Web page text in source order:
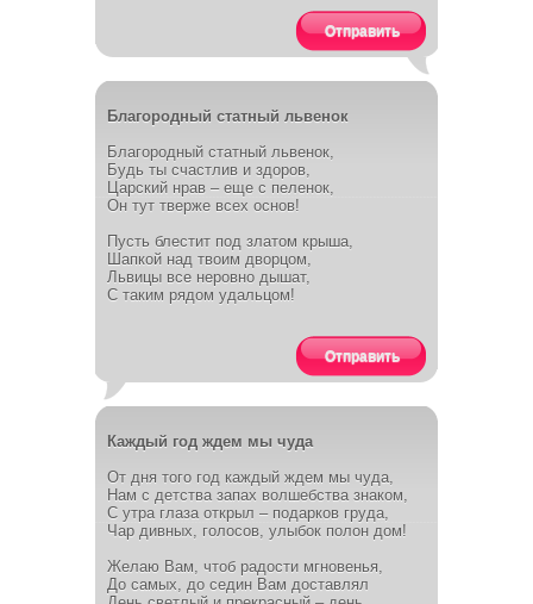
Отправить
Благородный статный львенок
Благородный статный львенок,
Будь ты счастлив и здоров,
Царский нрав – еще с пеленок,
Он тут тверже всех основ!
Пусть блестит под златом крыша,
Шапкой над твоим дворцом,
Львицы все неровно дышат,
С таким рядом удальцом!
Отправить
Каждый год ждем мы чуда
От дня того год каждый ждем мы чуда,
Нам с детства запах волшебства знаком,
С утра глаза открыл – подарков груда,
Чар дивных, голосов, улыбок полон дом!
Желаю Вам, чтоб радости мгновенья,
До самых, до седин Вам доставлял